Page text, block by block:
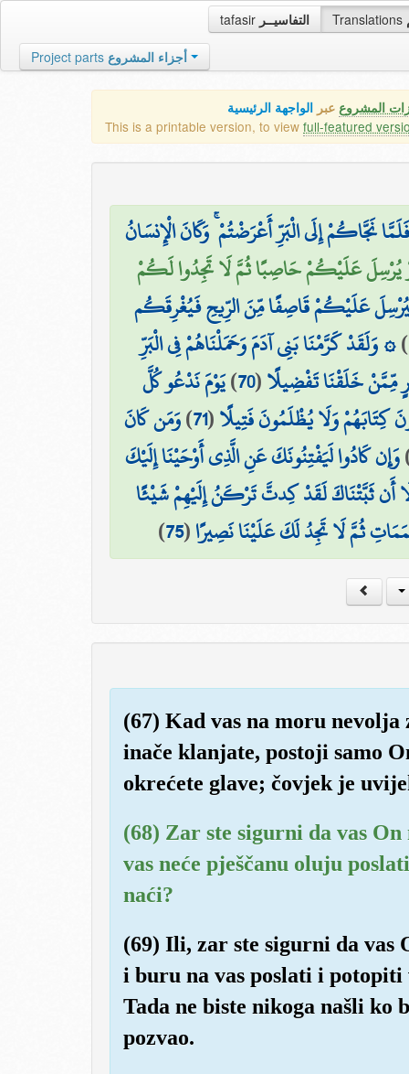
tafasir التفاسيــر Translations
Project parts أجزاء المشروع
المشروع عبر الواجهة الرئيسية
This is a printable version, to view full-featured
نَجَّاكُمْ إِلَى الْبَرِّ أَعْرَضْتُمْ ۚ وَكَانَ الْإِنسَانُ
يُرْسِلَ عَلَيْكُمْ حَاصِبًا ثُمَّ لَا تَجِدُوا لَكُمْ
عَلَيْكُمْ قَاصِفًا مِّنَ الرِّيحِ فَيُغْرِقَكُم
)۞ وَلَقَدْ كَرَّمْنَا بَنِي آدَمَ وَحَمَلْنَاهُمْ فِي الْبَرِّ
مِّمَّنْ خَلَقْنَا تَفْضِيلًا(
70
)يَوْمَ نَدْعُو كُلَّ
كِتَابَهُمْ وَلَا يُظْلَمُونَ فَتِيلًا(
71
)وَمَن كَانَ
وَإِن كَادُوا لَيَفْتِنُونَكَ عَنِ الَّذِي أَوْحَيْنَا إِلَيْكَ
أَن ثَبَّتْنَاكَ لَقَدْ كِدتَّ تَرْكَنُ إِلَيْهِمْ شَيْئًا
ثُمَّ لَا تَجِدُ لَكَ عَلَيْنَا نَصِيرًا(
75
)
(67) Kad vas na moru nevolja
inače klanjate, postoji samo
okrećete glave; čovjek je
(68) Zar ste sigurni da vas
vas neće pješčanu oluju
naći?
(69) Ili, zar ste sigurni da vas
i buru na vas poslati i potopiti
Tada ne biste nikoga našli ko
pozvao.